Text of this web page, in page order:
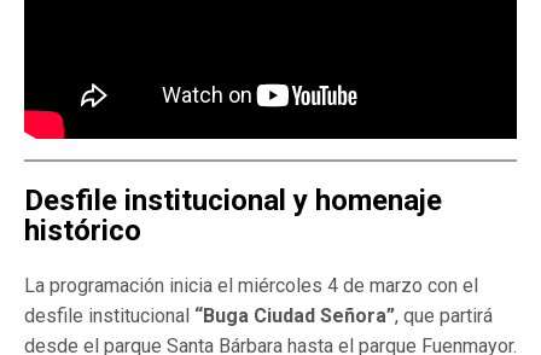
Desfile institucional y homenaje
histórico
La programación inicia el miércoles 4 de marzo con el
desfile institucional “Buga Ciudad Señora”, que partirá
desde el parque Santa Bárbara hasta el parque Fuenmayor.